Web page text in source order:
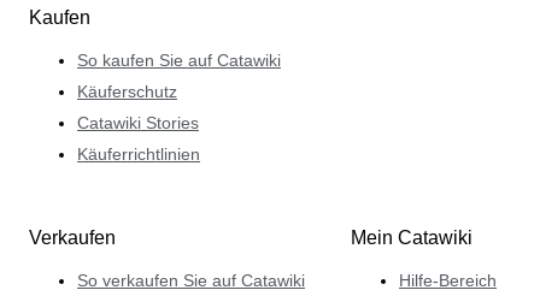
Kaufen
So kaufen Sie auf Catawiki
Käuferschutz
Catawiki Stories
Käuferrichtlinien
Verkaufen
So verkaufen Sie auf Catawiki
Mein Catawiki
Hilfe-Bereich